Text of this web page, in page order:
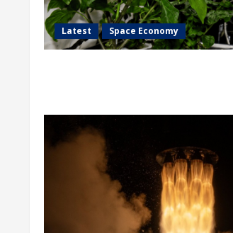
Latest Space Economy